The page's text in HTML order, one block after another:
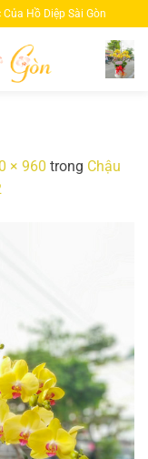
Hồ Diệp Sài Gòn
× 960 trong Chậu